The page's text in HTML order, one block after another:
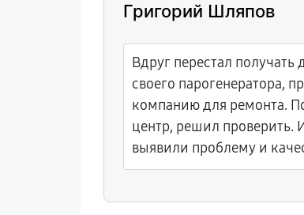
Григорий Шляпов
Вдруг перестал
своего парогенератора,
компанию для ремонта.
центр, решил проверить.
выявили проблему и